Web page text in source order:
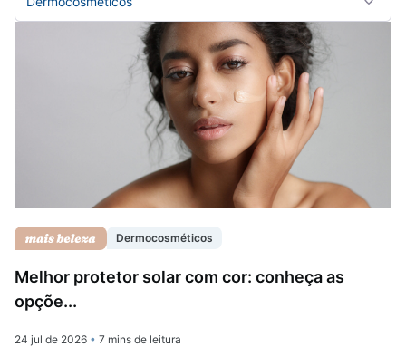
Dermocosméticos
Melhor protetor solar com cor: conheça as
opçõe...
24 jul de 2026 • 7 mins de leitura